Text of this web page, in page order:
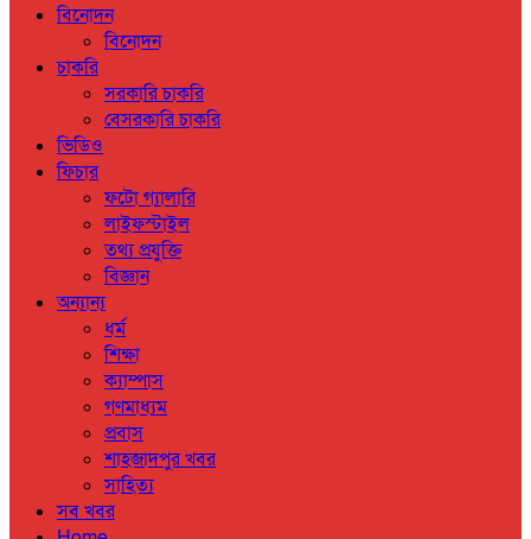
বিনোদন
বিনোদন
চাকরি
সরকারি চাকরি
বেসরকারি চাকরি
ভিডিও
ফিচার
ফটো গ্যালারি
লাইফস্টাইল
তথ্য প্রযুক্তি
বিজ্ঞান
অন্যান্য
ধর্ম
শিক্ষা
ক্যাম্পাস
গণমাধ্যম
প্রবাস
শাহজাদপুর খবর
সাহিত্য
সব খবর